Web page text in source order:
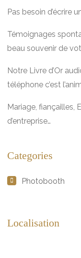
Pas besoin d’écrire
Témoignages
beau souvenir de
Notre Livre d’Or
téléphone c’est
Mariage, fiançailles,
d’entreprise…
Categories
Photobooth
Localisation